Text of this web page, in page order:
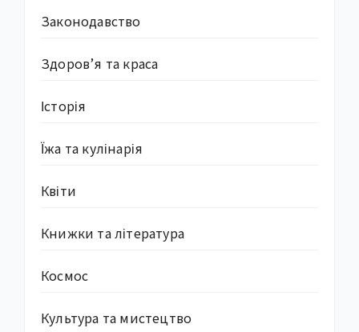
Законодавство
Здоров’я та краса
Історія
Їжа та кулінарія
Квіти
Книжки та література
Космос
Культура та мистецтво